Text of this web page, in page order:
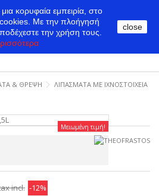
& ΘΡΕΨΗ
ΛΙΠΑΣΜΑΤΑ ΜΕ ΙΧΝΟΣΤΟΙΧΕΙΑ
Μειωμένη τιμή!
incl. -12%
κορυφαία εμπειρία, στο
Με την πλοήγησή
την χρήση τους.
close